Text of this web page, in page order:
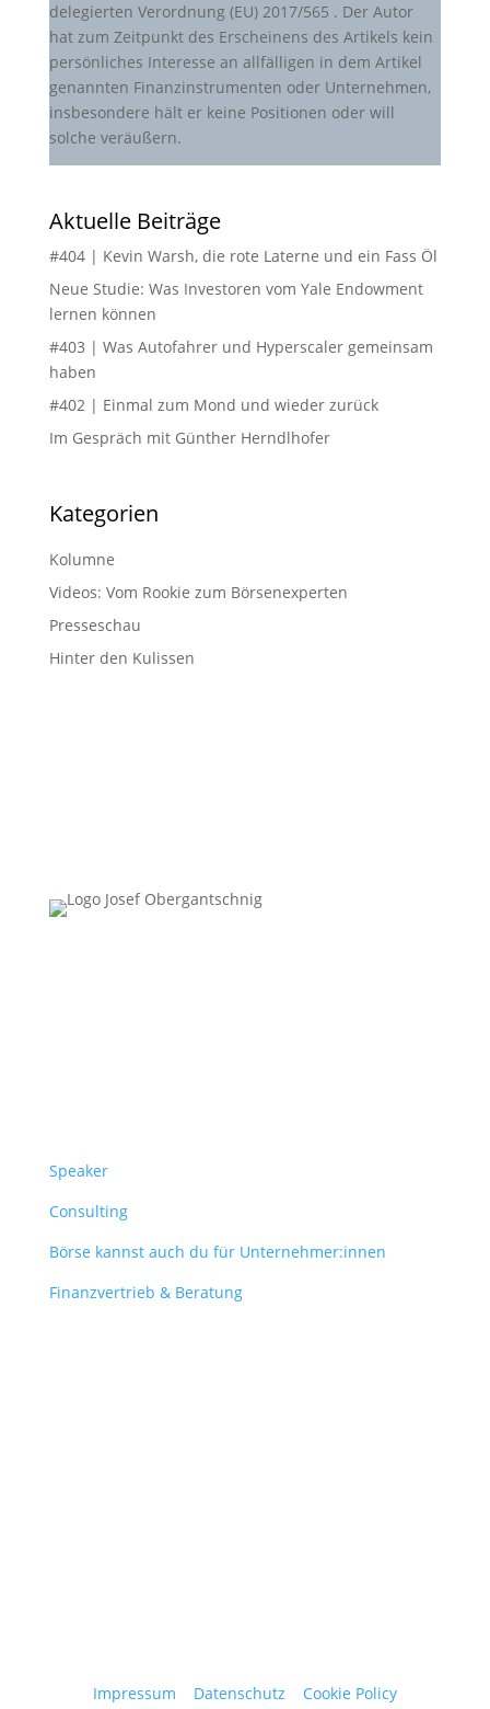
delegierten Verordnung (EU) 2017/565 . Der Autor
hat zum Zeitpunkt des Erscheinens des Artikels kein
persönliches Interesse an allfälligen in dem Artikel
genannten Finanzinstrumenten oder Unternehmen,
insbesondere hält er keine Positionen oder will
solche veräußern.
Aktuelle Beiträge
#404 | Kevin Warsh, die rote Laterne und ein Fass Öl
Neue Studie: Was Investoren vom Yale Endowment
lernen können
#403 | Was Autofahrer und Hyperscaler gemeinsam
haben
#402 | Einmal zum Mond und wieder zurück
Im Gespräch mit Günther Herndlhofer
Kategorien
Kolumne
Videos: Vom Rookie zum Börsenexperten
Presseschau
Hinter den Kulissen
Speaker
Consulting
Börse kannst auch du für Unternehmer:innen
Finanzvertrieb & Beratung
Impressum Datenschutz Cookie Policy